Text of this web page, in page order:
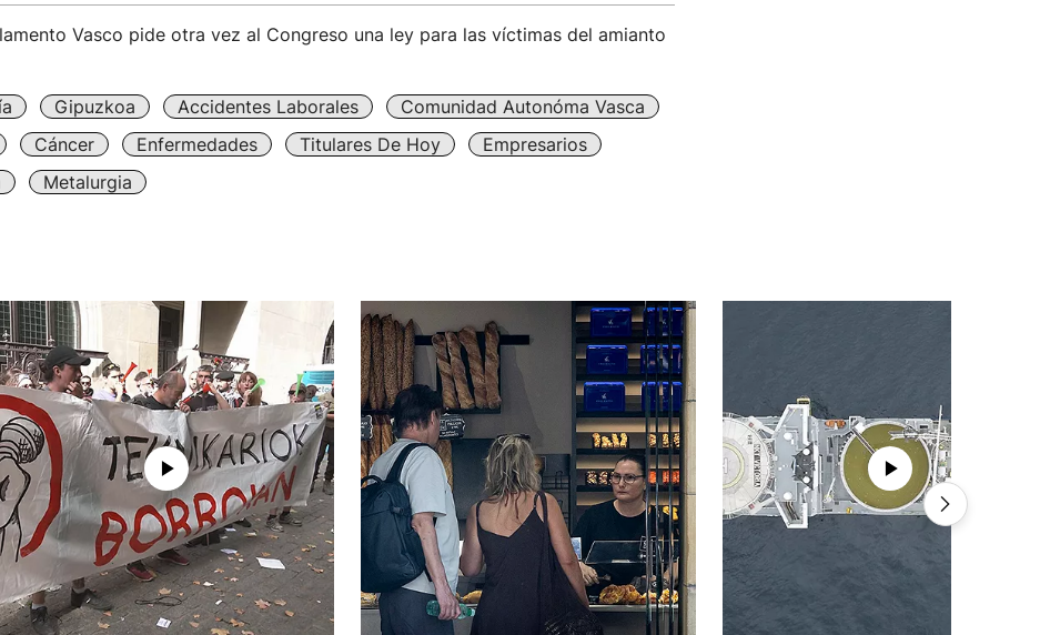
Vasco pide otra vez al Congreso una ley para las víctimas del amianto
Gipuzkoa Accidentes Laborales
Comunidad Autonóma Vasca
Cáncer Enfermedades Titulares De Hoy
Empresarios
Metalurgia